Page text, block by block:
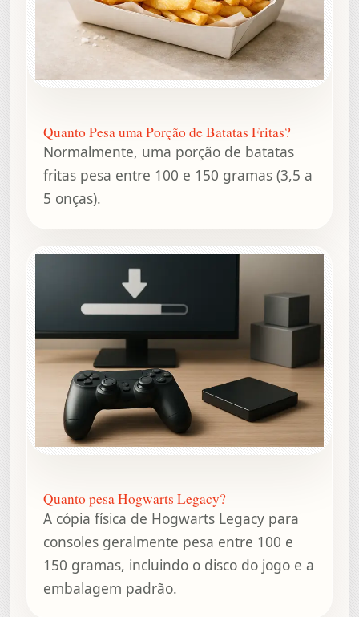
Quanto Pesa uma Porção de Batatas Fritas?
Normalmente, uma porção de batatas
fritas pesa entre 100 e 150 gramas (3,5 a
5 onças).
Quanto pesa Hogwarts Legacy?
A cópia física de Hogwarts Legacy para
consoles geralmente pesa entre 100 e
150 gramas, incluindo o disco do jogo e a
embalagem padrão.